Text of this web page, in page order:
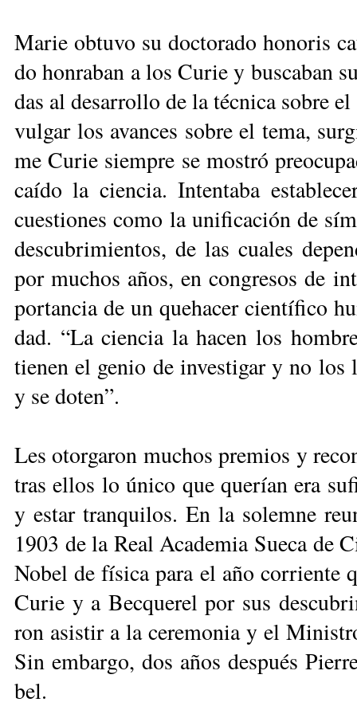
Ma­rie ob­tu­vo su doc­to­ra­do ho­no­ris
do hon­ra­ban a los Cu­rie y bus­ca­ban
das al de­sa­rro­llo de la téc­ni­ca so­bre
vul­gar los avan­ces so­bre el te­ma,
me Cu­rie siem­pre se mos­tró
caí­do la cien­cia. In­ten­ta­ba
cues­tio­nes co­mo la uni­fi­ca­ción de
des­cu­bri­mien­tos, de las cua­les
por mu­chos años, en con­gre­sos de
por­tan­cia de un que­ha­cer cien­tí­fi­co
dad. “La cien­cia la ha­cen los
tie­nen el ge­nio de in­ves­ti­gar y no
y se doten”.
Les otor­ga­ron mu­chos pre­mios y
tras ellos lo úni­co que que­rían era
y es­tar tran­qui­los. En la so­lem­ne
1903 de la Real Aca­de­mia Sue­ca de
No­bel de fí­si­ca pa­ra el año co­rrien­te
Cu­rie y a Bec­que­rel por sus
ron asis­tir a la ce­re­mo­nia y el
Sin em­bar­go, dos años des­pués
bel.